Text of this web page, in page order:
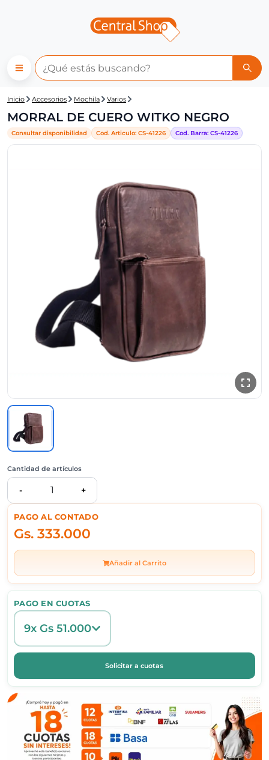
Central Shop: MORRAL DE
Inicio Accesorios Mochila Varios
MORRAL DE CUERO WITKO NEGRO
Consultar disponibilidad Cod. Articulo: CS-41226 Cod. Barra: CS-41226
PAGO AL CONTADO
Gs. 333.000
Añadir al Carrito
PAGO EN CUOTAS
9x Gs 51.000
Solicitar a cuotas
Cantidad de artículos
- 1 +